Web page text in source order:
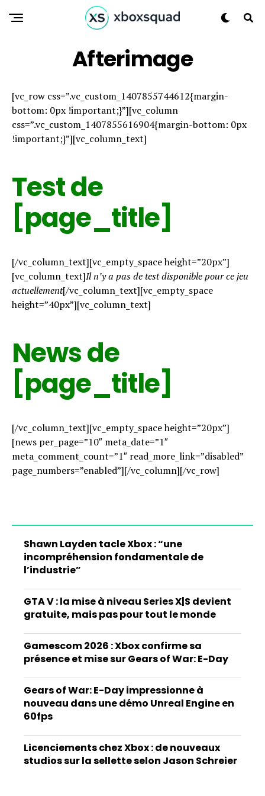
Afterimage
[vc_row css=”.vc_custom_1407855744612{margin-
bottom: 0px !important;}”][vc_column
css=”.vc_custom_1407855616904{margin-bottom: 0px
!important;}”][vc_column_text]
Test de
[page_title]
[/vc_column_text][vc_empty_space height=”20px”]
[vc_column_text]Il n’y a pas de test disponible pour ce jeu
actuellement[/vc_column_text][vc_empty_space
height=”40px”][vc_column_text]
News de
[page_title]
[/vc_column_text][vc_empty_space height=”20px”]
[news per_page=”10″ meta_date=”1″
meta_comment_count=”1″ read_more_link=”disabled”
page_numbers=”enabled”][/vc_column][/vc_row]
Shawn Layden tacle Xbox : “une
incompréhension fondamentale de
l’industrie”
GTA V : la mise à niveau Series X|S devient
gratuite, mais pas pour tout le monde
Gamescom 2026 : Xbox confirme sa
présence et mise sur Gears of War: E-Day
Gears of War: E-Day impressionne à
nouveau dans une démo Unreal Engine en
60fps
Licenciements chez Xbox : de nouveaux
studios sur la sellette selon Jason Schreier